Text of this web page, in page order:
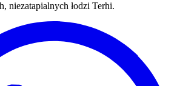
niezatapialnych łodzi Terhi.